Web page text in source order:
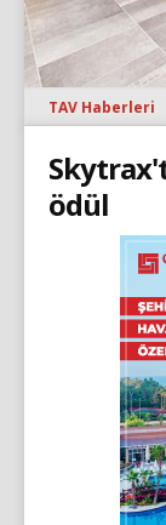
TAV Haberleri
ödül